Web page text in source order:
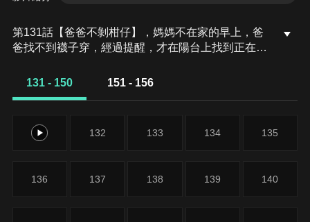
第131話【爸爸不剝柑仔】，媽媽不在家的早上，爸
爸找不到襪子穿，經過提醒，才在陽台上找到正在曬
也不管那根本不是同一雙。中午時分，父子三人都感
懶的人…。
131 - 150 151 - 156
131 132 133 134 135
136 137 138 139 140